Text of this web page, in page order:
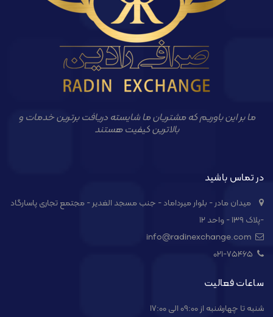
ما بر این باوریم که مشتریان ما شایسته دریافت برترین خدمات و
بالاترین کیفیت هستند
در تماس باشید
میدان مادر - بلوار میرداماد - جنب مسجد الغدیر - مجتمع تجاری پاسارگاد
-پلاک ۱۳۹ - واحد ۱۲
021-۷۵۴۶۵
ساعات فعالیت
شنبه تا چهارشنبه از 09:00 الی 17:00